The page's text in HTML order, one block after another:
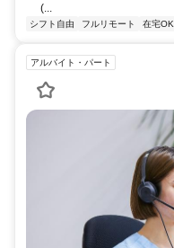
(...
シフト自由 フルリモート 在宅OK
アルバイト・パート